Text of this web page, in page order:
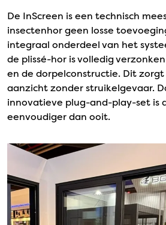
De InScreen is een technisch
insectenhor geen losse
integraal onderdeel van het
de plissé-hor is volledig
en de dorpelconstructie. Dit
aanzicht zonder struikelgevaar.
innovatieve plug-and-play-set is
eenvoudiger dan ooit.